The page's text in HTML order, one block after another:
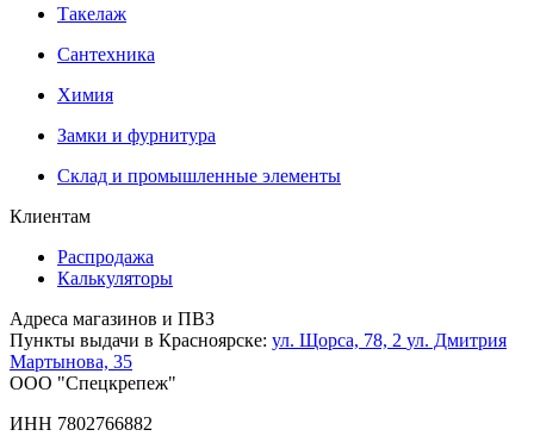
Такелаж
Сантехника
Химия
Замки и фурнитура
Склад и промышленные элементы
Клиентам
Распродажа
Калькуляторы
Адреса магазинов и ПВЗ
Пункты выдачи в Красноярске: ул. Щорса, 78, 2 ул. Дмитрия
Мартынова, 35
ООО "Спецкрепеж"
ИНН 7802766882